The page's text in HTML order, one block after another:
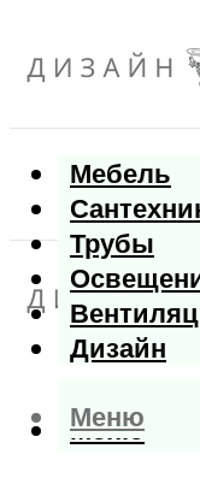
Мебель
Трубы
Дизайн
Меню
Меню